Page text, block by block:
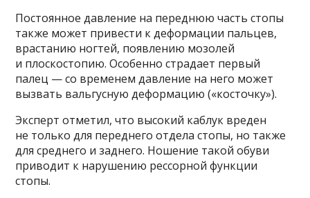
Постоянное давление на переднюю часть стопы
также может привести к деформации пальцев,
врастанию ногтей, появлению мозолей
и плоскостопию. Особенно страдает первый
палец — со временем давление на него может
вызвать вальгусную деформацию («косточку»).
Эксперт отметил, что высокий каблук вреден
не только для переднего отдела стопы, но также
для среднего и заднего. Ношение такой обуви
приводит к нарушению рессорной функции
стопы.